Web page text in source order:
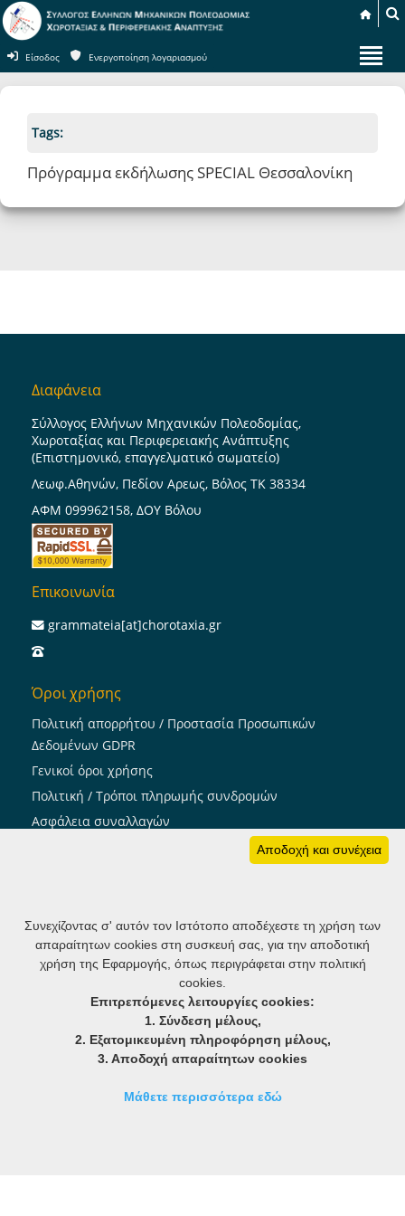
Είσοδος Ενεργοποίηση λογαριασμού
Tags:
Πρόγραμμα εκδήλωσης SPECIAL Θεσσαλονίκη
Διαφάνεια
Σύλλογος Ελλήνων Μηχανικών Πολεοδομίας,
Χωροταξίας και Περιφερειακής Ανάπτυξης
(Επιστημονικό, επαγγελματικό σωματείο)
Λεωφ.Αθηνών, Πεδίον Αρεως, Βόλος ΤΚ 38334
ΑΦΜ 099962158, ΔΟΥ Βόλου
Επικοινωνία
grammateia[at]chorotaxia.gr
Όροι χρήσης
Πολιτική απορρήτου / Προστασία Προσωπικών
Δεδομένων GDPR
Γενικοί όροι χρήσης
Πολιτική / Τρόποι πληρωμής συνδρομών
Ασφάλεια συναλλαγών
member notifier: Ενημέρωση μελών
Αποδοχή και συνέχεια
Συνεχίζοντας σ' αυτόν τον Ιστότοπο αποδέχεστε τη χρήση των
απαραίτητων cookies στη συσκευή σας, για την αποδοτική
χρήση της Εφαρμογής, όπως περιγράφεται στην πολιτική
cookies.
Επιτρεπόμενες λειτουργίες cookies:
1. Σύνδεση μέλους,
2. Εξατομικευμένη πληροφόρηση μέλους,
3. Αποδοχή απαραίτητων cookies
Μάθετε περισσότερα εδώ